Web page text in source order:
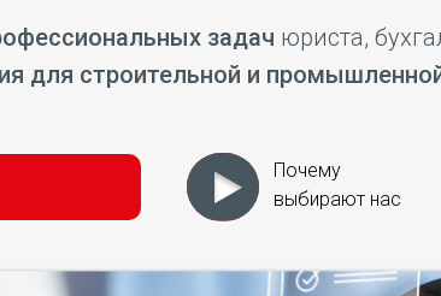
задач юриста,
для строительной и
Почему
выбирают нас